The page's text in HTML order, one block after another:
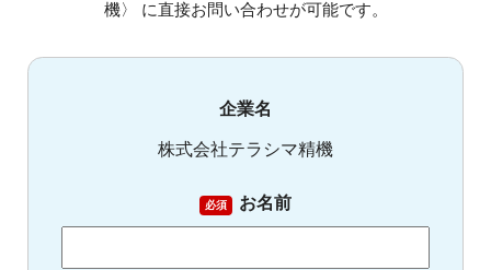
機〉 に直接お問い合わせが可能です。
企業名
株式会社テラシマ精機
必須 お名前